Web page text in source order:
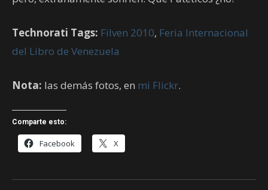
Technorati Tags: Filven 2010, Feria Internacional
del Libro de Venezuela
Nota: las demás fotos, en mi Flickr.
Comparte esto:
Facebook X